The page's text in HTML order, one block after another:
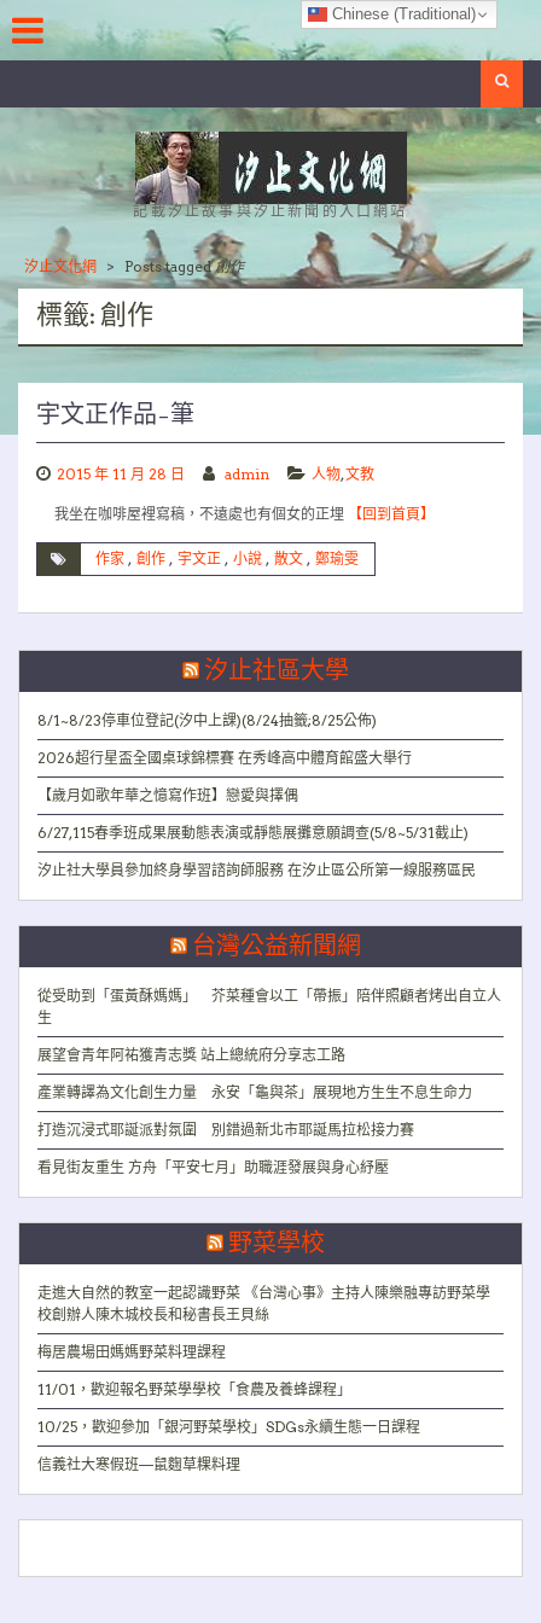
to
content
記載汐止故事與汐止新聞的入口網站
汐止文化網 > Posts tagged創作
標籤: 創作
宇文正作品–筆
2015 年 11 月 28 日 admin 人物,文教
我坐在咖啡屋裡寫稿，不遠處也有個女的正埋 【回到首頁】
作家 , 創作 , 宇文正 , 小說 , 散文 , 鄭瑜雯
汐止社區大學
8/1~8/23停車位登記(汐中上課)(8/24抽籤;8/25公佈)
2026超行星盃全國桌球錦標賽 在秀峰高中體育館盛大舉行
【歲月如歌年華之憶寫作班】戀愛與擇偶
6/27,115春季班成果展動態表演或靜態展攤意願調查(5/8~5/31截止)
汐止社大學員參加終身學習諮詢師服務 在汐止區公所第一線服務區民
台灣公益新聞網
從受助到「蛋黃酥媽媽」 芥菜種會以工「帶振」陪伴照顧者烤出自立人
生
展望會青年阿祐獲青志獎 站上總統府分享志工路
產業轉譯為文化創生力量 永安「龜與茶」展現地方生生不息生命力
打造沉浸式耶誕派對氛圍 別錯過新北市耶誕馬拉松接力賽
看見街友重生 方舟「平安七月」助職涯發展與身心紓壓
野菜學校
走進大自然的教室一起認識野菜 《台灣心事》主持人陳樂融專訪野菜學
校創辦人陳木城校長和秘書長王貝絲
梅居農場田媽媽野菜料理課程
11/01，歡迎報名野菜學學校「食農及養蜂課程」
10/25，歡迎參加「銀河野菜學校」SDGs永續生態一日課程
信義社大寒假班—鼠麴草粿料理
Chinese (Traditional)